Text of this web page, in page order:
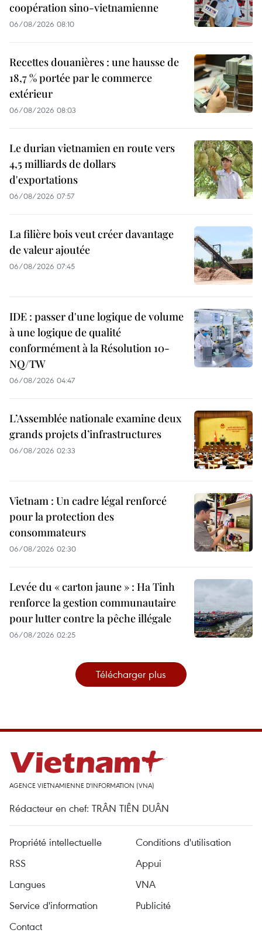
coopération sino-vietnamienne
06/08/2026 08:10
Recettes douanières : une hausse de
18,7 % portée par le commerce
extérieur
06/08/2026 08:03
Le durian vietnamien en route vers
4,5 milliards de dollars
d'exportations
06/08/2026 07:57
La filière bois veut créer davantage
de valeur ajoutée
06/08/2026 07:45
IDE : passer d'une logique de volume
à une logique de qualité
conformément à la Résolution 10-
NQ/TW
06/08/2026 04:47
L’Assemblée nationale examine deux
grands projets d’infrastructures
06/08/2026 02:33
Vietnam : Un cadre légal renforcé
pour la protection des
consommateurs
06/08/2026 02:30
Levée du « carton jaune » : Ha Tinh
renforce la gestion communautaire
pour lutter contre la pêche illégale
06/08/2026 02:25
Télécharger plus
AGENCE VIETNAMIENNE D'INFORMATION (VNA)
Rédacteur en chef: TRÂN TIÊN DUÂN
Propriété intellectuelle
Conditions d'utilisation
RSS
Appui
Langues
VNA
Service d'information
Publicité
Contact